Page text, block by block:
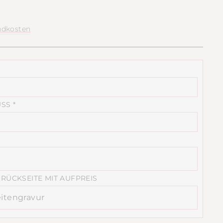
*
MIT AUFPREIS